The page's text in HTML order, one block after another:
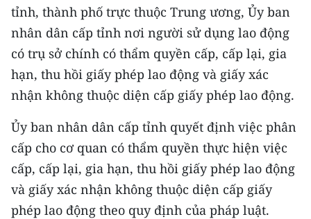
Đồng bằng sông Hồng
Bắc Trung Bộ
Duyên hải Nam Trung Bộ và Tây
Nguyên
Đông Nam Bộ
Đồng bằng sông Cửu Long
Chuyên trang Hà Nội
tỉnh, thành phố trực thuộc Trung ương, Ủy ban
nhân dân cấp tỉnh nơi người sử dụng lao động
có trụ sở chính có thẩm quyền cấp, cấp lại, gia
hạn, thu hồi giấy phép lao động và giấy xác
nhận không thuộc diện cấp giấy phép lao động.
Ủy ban nhân dân cấp tỉnh quyết định việc phân
cấp cho cơ quan có thẩm quyền thực hiện việc
cấp, cấp lại, gia hạn, thu hồi giấy phép lao động
và giấy xác nhận không thuộc diện cấp giấy
phép lao động theo quy định của pháp luật.